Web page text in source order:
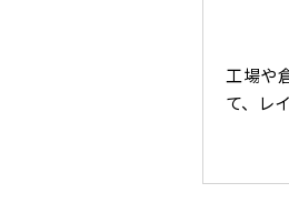
工場や
て、レ